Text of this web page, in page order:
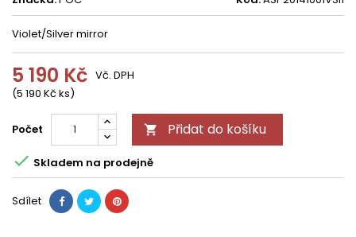
Violet/Silver mirror
5 190 Kč
(5 190 Kč ks)
Vč. DPH
Počet  Přidat do košíku
 Skladem na prodejně
Sdílet